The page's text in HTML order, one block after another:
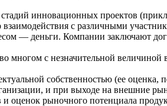
инновационных проектов
с различными
— деньги. Компании заключают
многом с незначительной
собственностью (ее
и при выходе на внешние
оценок рыночного потенциала